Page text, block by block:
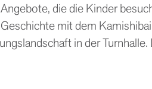
die die Kinder
mit dem
in der